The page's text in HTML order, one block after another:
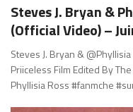
Steves J. Bryan &
(Official Video) –
Steves J. Bryan &
Priiceless Film Edited By
Phyllisia Ross #fanmche